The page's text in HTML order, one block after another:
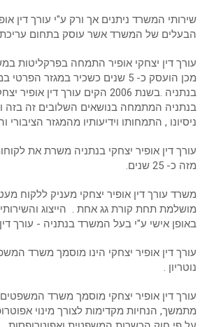
שירותי המשרד ניתנים אך ורק ע"י עורך דין
הבעלים של המשרד אשר עוסק בתחום עריכת הדין כ-
עורך דין יצחקי אופיר התמחה בפרקליטות
מכן הועסק כ- 5 שנים כשכיר במגזר
בנתניה .בשנת 2006 הקים עורך דין
בנתניה המתמחה בנושאים השלובים זה בזה
ניסיונו , התמחותו וידיעותיו מהמגזר הציבורי
עורך דין אופיר יצחקי בנתניה משרת את
מזה כ- 25 שנים.
משרד עורך דין אופיר יצחקי מעניק ללקוח
מושלמת תחת קורת גג אחת . הייצוג
באופן אישי ע"י בעל המשרד בנתניה - עורך דין
עורך דין אופיר יצחקי הינו מוסמך משרד
נוטריון .
עורך דין אופיר יצחקי מוסמך משרד המשפטים
מתמשך, הנחיות מקדימות לצורך מינוי